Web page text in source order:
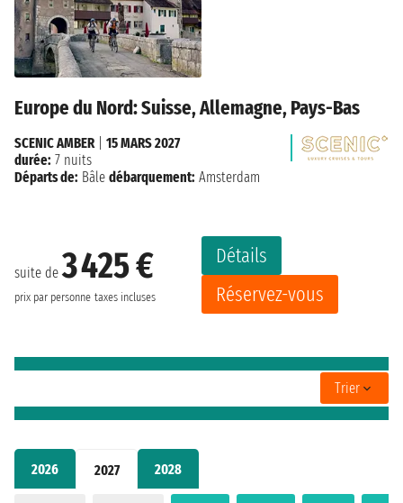
2026 2027 2028
Europe du Nord: Suisse, Allemagne, Pays-Bas
suite de3 425 €
prix par personne taxes incluses
Détails
Réservez-vous
SCENIC AMBER| 15 MARS 2027
durée: 7 nuits
Départs de: Bâle débarquement: Amsterdam
Trier